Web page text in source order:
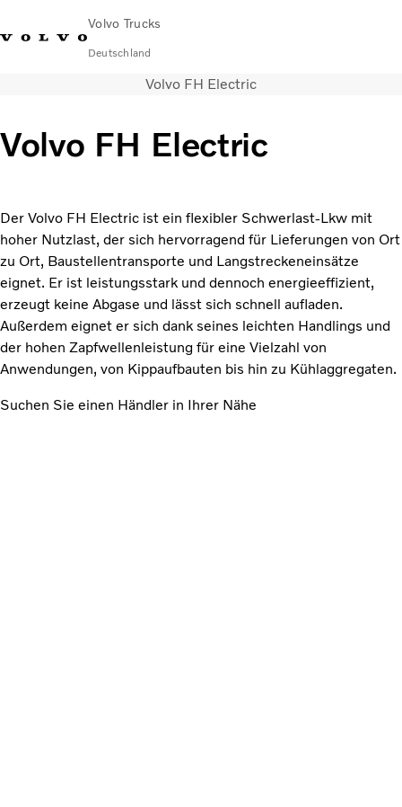
Volvo Trucks
Deutschland
EinloggenLkw-Konfigurator
Lkw
Händler & Werkstätten
News
Über uns
Karriere
Technisches
Volvo FH Electric
Volvo FH Electric
Der Volvo FH Electric ist ein flexibler Schwerlast-Lkw mit
hoher Nutzlast, der sich hervorragend für Lieferungen von Ort
zu Ort, Baustellentransporte und Langstreckeneinsätze
eignet. Er ist leistungsstark und dennoch energieeffizient,
erzeugt keine Abgase und lässt sich schnell aufladen.
Außerdem eignet er sich dank seines leichten Handlings und
der hohen Zapfwellenleistung für eine Vielzahl von
Anwendungen, von Kippaufbauten bis hin zu Kühlaggregaten.
Suchen Sie einen Händler in Ihrer Nähe